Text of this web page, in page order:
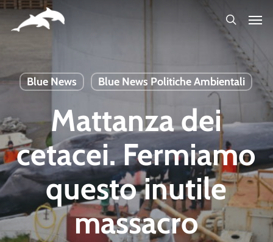
Skip
Blue News Blue News Politiche Ambientali
Mattanza dei
cetacei. Fermiamo
questo inutile
massacro